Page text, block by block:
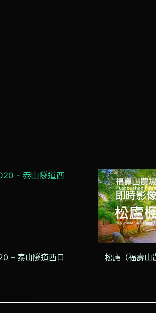
– 泰山隧道西口 松廬（福壽山